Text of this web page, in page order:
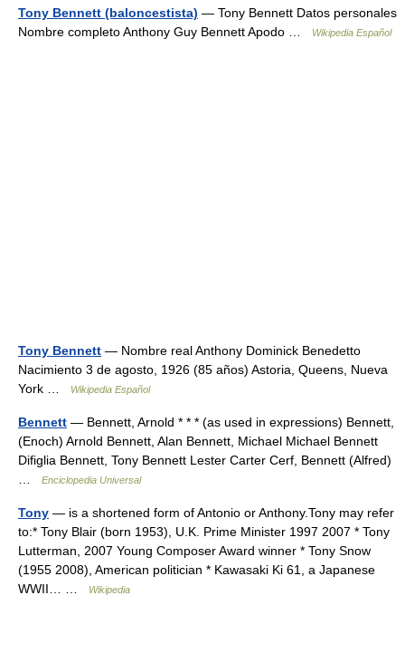
Tony Bennett (baloncestista) — Tony Bennett Datos personales
Nombre completo Anthony Guy Bennett Apodo …
Wikipedia Español
Tony Bennett — Nombre real Anthony Dominick Benedetto
Nacimiento 3 de agosto, 1926 (85 años) Astoria, Queens, Nueva
York …
Wikipedia Español
Bennett — Bennett, Arnold * * * (as used in expressions) Bennett,
(Enoch) Arnold Bennett, Alan Bennett, Michael Michael Bennett
Difiglia Bennett, Tony Bennett Lester Carter Cerf, Bennett (Alfred)
Enciclopedia Universal
Tony — is a shortened form of Antonio or Anthony.Tony may refer
to:* Tony Blair (born 1953), U.K. Prime Minister 1997 2007 * Tony
Lutterman, 2007 Young Composer Award winner * Tony Snow
(1955 2008), American politician * Kawasaki Ki 61, a Japanese
WWII… …
Wikipedia